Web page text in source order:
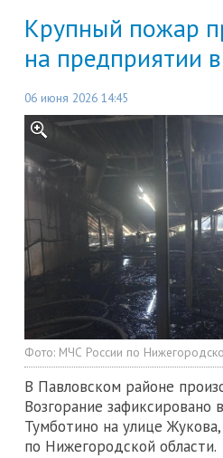
Крупный пожар
на предприятии
06 июня 2026 14:45
Фото: МЧС России по
В Павловском районе
Возгорание зафиксировано
Тумботино на улице
по Нижегородской области.